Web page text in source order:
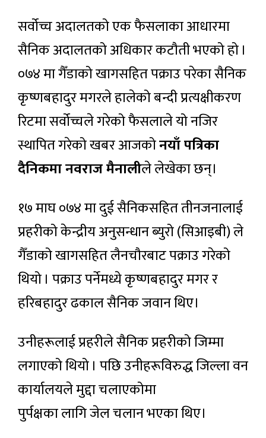
सर्वोच्च अदालतको एक फैसलाका आधारमा
सैनिक अदालतको अधिकार कटौती भएको हो ।
०७४ मा गैँडाको खागसहित पक्राउ परेका सैनिक
कृष्णबहादुर मगरले हालेको बन्दी प्रत्यक्षीकरण
रिटमा सर्वोच्चले गरेको फैसलाले यो नजिर
स्थापित गरेको खबर आजकोनयाँ पत्रिका
दैनिकमा नवराज मैनालीले लेखेका छन्।
१७ माघ ०७४ मा दुई सैनिकसहित तीनजनालाई
प्रहरीको केन्द्रीय अनुसन्धान ब्युरो (सिआइबी) ले
गैँडाको खागसहित लैनचौरबाट पक्राउ गरेको
थियो । पक्राउ पर्नेमध्ये कृष्णबहादुर मगर र
हरिबहादुर ढकाल सैनिक जवान थिए।
उनीहरूलाई प्रहरीले सैनिक प्रहरीको जिम्मा
लगाएको थियो । पछि उनीहरूविरुद्ध जिल्ला वन
कार्यालयले मुद्दा चलाएकोमा
पुर्पक्षका लागि जेल चलान भएका थिए।